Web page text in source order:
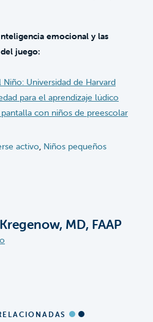
emocional y las
juego:
Universidad de Harvard
para el aprendizaje lúdico
con niños de preescolar
activo, Niños pequeños
MD, FAAP